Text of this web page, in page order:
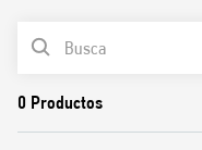
Contactos sin cadmio
Patente Italiana
LISTA DE PRODUCTOS
APROBACIONES